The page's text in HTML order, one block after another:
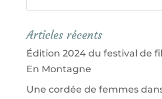
Articles récents
Édition 2024 du festival de
En Montagne
Une cordée de femmes